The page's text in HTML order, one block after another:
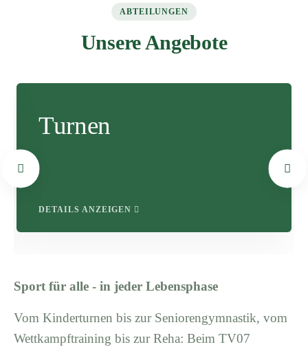
ABTEILUNGEN
Unsere Angebote
Turnen
DETAILS ANZEIGEN
Sport für alle - in jeder Lebensphase
Vom Kinderturnen bis zur Seniorengymnastik, vom
Wettkampftraining bis zur Reha: Beim TV07